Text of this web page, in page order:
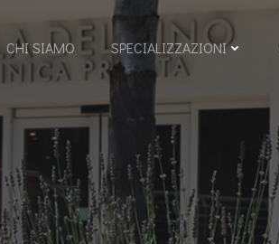
CHI SIAMO SPECIALIZZAZIONI